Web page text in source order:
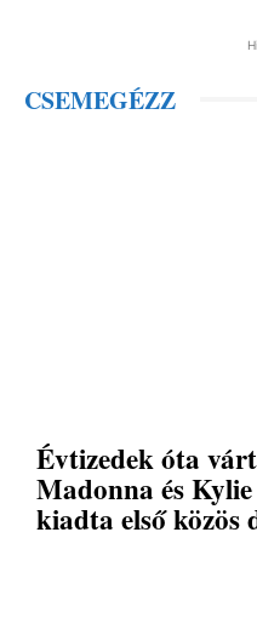
CSEMEGÉZZ
Évtizedek óta
Madonna és
kiadta első közös